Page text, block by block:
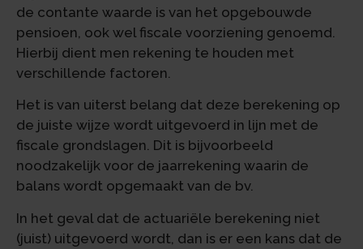
de contante waarde is van het opgebouwde
pensioen, ook wel fiscale voorziening genoemd.
Hierbij dient men rekening te houden met
verschillende factoren.
Het is van uiterst belang dat deze berekening op
de juiste wijze wordt uitgevoerd in lijn met de
fiscale grondslagen. Dit is bijvoorbeeld
noodzakelijk voor de jaarrekening waarin de
balans wordt opgemaakt van de bv.
In het geval dat de actuariële berekening niet
(juist) uitgevoerd wordt, dan is er een kans dat de